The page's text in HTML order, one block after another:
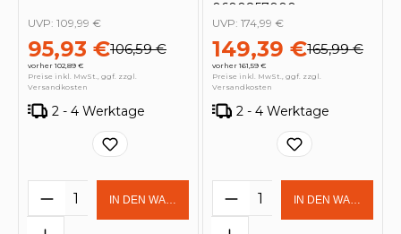
95,93 €106,59 €
vorher 102,89 €
UVP: 109,99 €
Preise inkl. MwSt., ggf. zzgl.
Versandkosten
2 - 4 Werktage
Produkt Anzahl: Gib den
IN DEN WARENKORB
0600857000
149,39 €165,99 €
vorher 161,59 €
UVP: 174,99 €
Preise inkl. MwSt., ggf. zzgl.
Versandkosten
2 - 4 Werktage
Produkt Anzahl:
IN DEN